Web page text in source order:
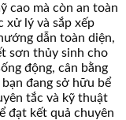
cao mà còn an toàn
xử lý và sắp xếp
dẫn toàn diện,
sơn thủy sinh cho
động, cân bằng
đang sở hữu bể
tắc và kỹ thuật
đạt kết quả chuyên